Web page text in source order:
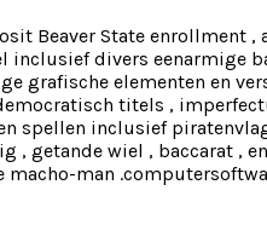
Beaver State enrollment ,
inclusief divers
grafische elementen en
titels ,
inclusief
getande wiel , baccarat ,
macho-man